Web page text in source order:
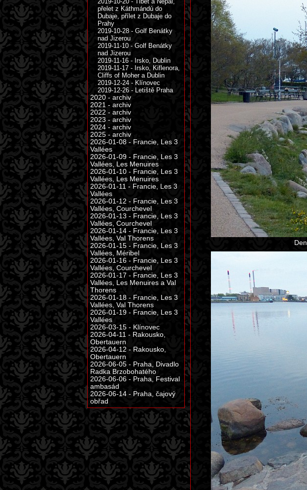
přelet z Káthmándú do
Dubaje, přílet z Dubaje do
Prahy
2019-10-28 - Golf Benátky
nad Jizerou
2019-11-10 - Golf Benátky
nad Jizerou
2019-11-16 - Irsko, Dublin
2019-11-17 - Irsko, Kiflenora,
Cliffs of Moher a Dublin
2019-12-24 - Klínovec
2019-12-26 - Letiště Praha
2020 - archiv
2021 - archiv
2022 - archiv
2023 - archiv
2024 - archiv
2025 - archiv
2026-01-08 - Francie, Les 3
Vallées
2026-01-09 - Francie, Les 3
Vallées, Les Menuires
2026-01-10 - Francie, Les 3
Vallées, Les Menuires
2026-01-11 - Francie, Les 3
Vallées
2026-01-12 - Francie, Les 3
Vallées, Courchevel
2026-01-13 - Francie, Les 3
Vallées, Courchevel
2026-01-14 - Francie, Les 3
Vallées, Val Thorens
2026-01-15 - Francie, Les 3
Vallées, Méribel
2026-01-16 - Francie, Les 3
Vallées, Courchevel
2026-01-17 - Francie, Les 3
Vallées, Les Menuires a Val
Thorens
2026-01-18 - Francie, Les 3
Vallées, Val Thorens
2026-01-19 - Francie, Les 3
Vallées
2026-03-15 - Klínovec
2026-04-11 - Rakousko,
Obertauern
2026-04-12 - Rakousko,
Obertauern
2026-06-05 - Praha, Divadlo
Radka Brzobohatého
2026-06-06 - Praha, Festival
ambasád
2026-06-14 - Praha, čajový
obřad